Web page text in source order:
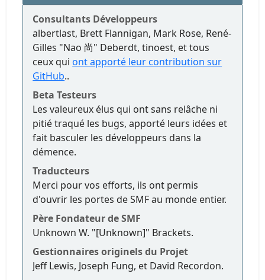
Consultants Développeurs
albertlast, Brett Flannigan, Mark Rose, René-
Gilles "Nao 尚" Deberdt, tinoest, et tous
ceux quiont apporté leur contribution sur
GitHub..
Beta Testeurs
Les valeureux élus qui ont sans relâche ni
pitié traqué les bugs, apporté leurs idées et
fait basculer les développeurs dans la
démence.
Traducteurs
Merci pour vos efforts, ils ont permis
d'ouvrir les portes de SMF au monde entier.
Père Fondateur de SMF
Unknown W. "[Unknown]" Brackets.
Gestionnaires originels du Projet
Jeff Lewis, Joseph Fung, et David Recordon.